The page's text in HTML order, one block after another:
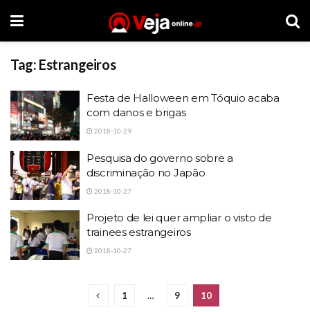
Tag: Estrangeiros
Festa de Halloween em Tóquio acaba
com danos e brigas
2018-10-29
Pesquisa do governo sobre a
discriminação no Japão
2018-10-27
Projeto de lei quer ampliar o visto de
trainees estrangeiros
2018-10-27
1 … 9 10